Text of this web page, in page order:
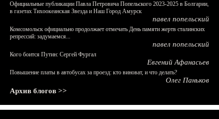
Официальные публикации Павла Петровича Попельского 2023-2025 в Болгарии,
в газетах Тихоокеанская Звезда и Наш Город Амурск
павел попельский
Комсомольск официально продолжает отмечать День памяти жертв сталинских
репрессий: задумаемся...
павел попельский
Кого боится Путин: Сергей Фургал
Евгений Афанасьев
Повышение платы в автобусах за проезд: кто виноват, и что делать?
Олег Паньков
Архив блогов >>